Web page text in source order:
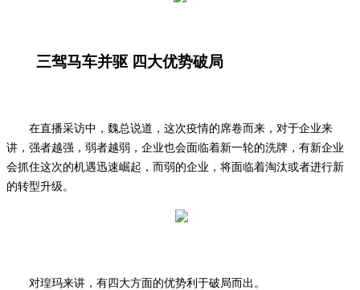
三驾马车并驱 四大优势破局
在直播采访中，魏总说道，这次疫情的席卷而来，对于企业来
讲，强者越强，弱者越弱，企业也会面临着新一轮的洗牌，有新企业
会抓住这次的机遇迅速崛起，而弱的企业，将面临着淘汰或者进行新
的转型升级。
对瑝玛来讲，有四大方面的优势利于破局而出。